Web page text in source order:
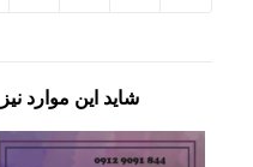
شاید این موارد